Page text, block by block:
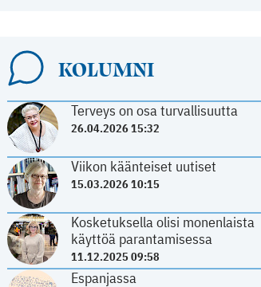
KOLUMNI
Terveys on osa turvallisuutta
26.04.2026 15:32
Viikon käänteiset uutiset
15.03.2026 10:15
Kosketuksella olisi monenlaista
käyttöä parantamisessa
11.12.2025 09:58
Espanjassa